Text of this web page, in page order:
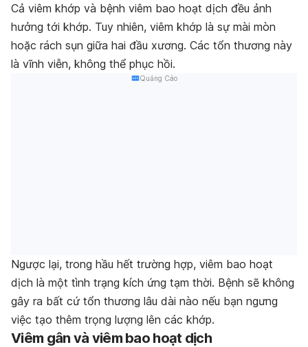
Cả viêm khớp và bệnh viêm bao hoạt dịch đều ảnh
hưởng tới khớp. Tuy nhiên, viêm khớp là sự mài mòn
hoặc rách sụn giữa hai đầu xương. Các tổn thương này
là vĩnh viễn, không thể phục hồi.
Quảng Cáo
Ngược lại, trong hầu hết trường hợp, viêm bao hoạt
dịch là một tình trạng kích ứng tạm thời. Bệnh sẽ không
gây ra bất cứ tổn thương lâu dài nào nếu bạn ngưng
việc tạo thêm trọng lượng lên các khớp.
Viêm gân và viêm bao hoạt dịch